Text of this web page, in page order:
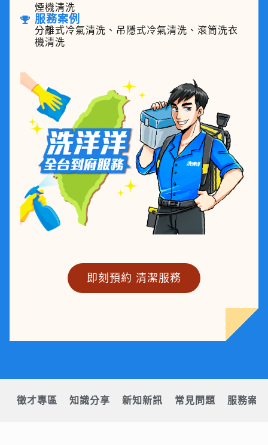
煙機清洗
服務案例
分離式冷氣清洗、吊隱式冷氣清洗、滾筒洗衣
機清洗
即刻預約 清潔服務
徵才專區 知識分享 新知新訊 常見問題 服務案例